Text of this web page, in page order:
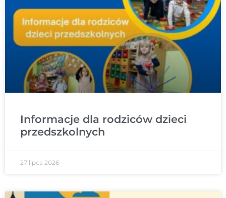
Informacje dla rodziców dzieci
przedszkolnych
27 lipca 2026